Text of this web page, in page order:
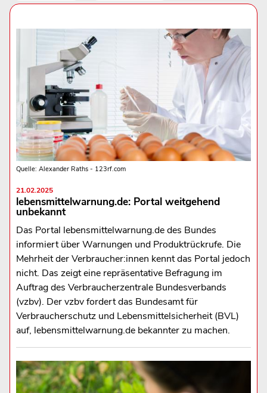
Quelle: Alexander Raths - 123rf.com
21.02.2025
lebensmittelwarnung.de: Portal weitgehend
unbekannt
Das Portal lebensmittelwarnung.de des Bundes
informiert über Warnungen und Produktrückrufe. Die
Mehrheit der Verbraucher:innen kennt das Portal jedoch
nicht. Das zeigt eine repräsentative Befragung im
Auftrag des Verbraucherzentrale Bundesverbands
(vzbv). Der vzbv fordert das Bundesamt für
Verbraucherschutz und Lebensmittelsicherheit (BVL)
auf, lebensmittelwarnung.de bekannter zu machen.